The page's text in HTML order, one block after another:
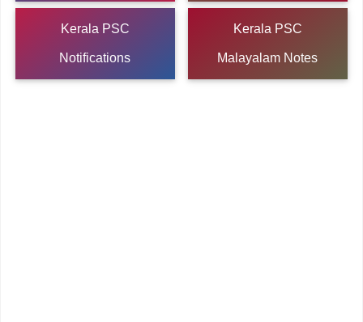
Kerala PSC
Notifications
Kerala PSC
Malayalam Notes